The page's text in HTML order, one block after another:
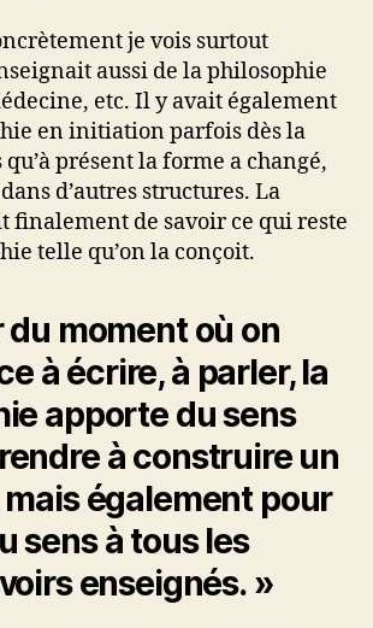
je vois surtout
aussi de la philosophie
etc. Il y avait également
en initiation parfois dès la
présent la forme a changé,
d’autres structures. La
finalement de savoir ce qui reste
telle qu’on la conçoit.
moment où on
à écrire, à parler, la
apporte du sens
à construire un
également pour
sens à tous les
enseignés. »